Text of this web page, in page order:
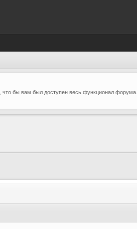
бы вам был доступен весь функционал форума.